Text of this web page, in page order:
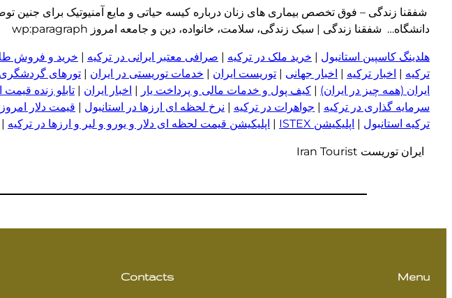
شفقنا زندگی – فوق تخصص بیماری های زنان درباره کیسه حیاتی و مایع آمنیوتیک برای جنین
دانشگاه… شفقنا زندگی | سبک زندگی، سلامت، خانواده، دین و جامعه امروز wp:paragraph
هلدینگ کاسپین استانبول | خرید ملک در ترکیه | صرافی معتبر ایرانی در ترکیه | خرید و فروش
ترکیه | اخبار ترکیه | اخبار جهانی | توریست ایران | خدمات توریستی در ایران | تورهای گردشگری
ایران (همه چیز در ایران) | کیف پول و خدمات مالی و پرداخت یار | اخبار ایران | تابلو زنده قیمت
سرمایه گذاری در ترکیه | جواهرات در ترکیه | نرخ لحظه ای ارزها در استانبول | قیمت دلار
ترکیه استانبول | اپلیکیشن ISTEX | اپلیکیشن قیمت لحظه ای دلار و یورو و لیر و ار زها در ترکیه |
ایران توریست Iran Tourist
Menu
Contacts